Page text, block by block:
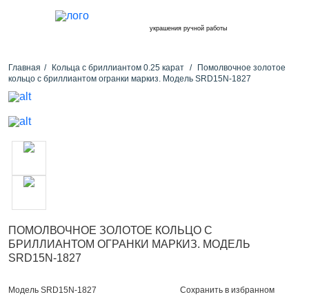
украшения ручной работы
Главная Кольца с бриллиантом 0.25 карат
Помолвочное золотое
кольцо с бриллиантом огранки маркиз. Модель SRD15N-1827
ПОМОЛВОЧНОЕ ЗОЛОТОЕ КОЛЬЦО С
БРИЛЛИАНТОМ ОГРАНКИ МАРКИЗ. МОДЕЛЬ
SRD15N-1827
Модель SRD15N-1827 Сохранить в избранном